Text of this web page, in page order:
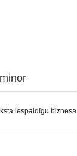
iespaidīgu biznesa